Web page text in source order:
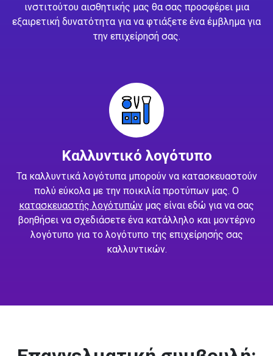
ινστιτούτου αισθητικής μας θα σας προσφέρει μια
εξαιρετική δυνατότητα για να φτιάξετε ένα έμβλημα για
την επιχείρησή σας.
Καλλυντικό λογότυπο
Τα καλλυντικά λογότυπα μπορούν να κατασκευαστούν
πολύ εύκολα με την ποικιλία προτύπων μας. Ο
κατασκευαστής λογότυπών μας είναι εδώ για να σας
βοηθήσει να σχεδιάσετε ένα κατάλληλο και μοντέρνο
λογότυπο για το λογότυπο της επιχείρησής σας
καλλυντικών.